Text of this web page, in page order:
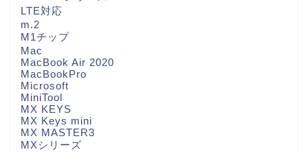
LTE対応
m.2
M1チップ
Mac
MacBook Air 2020
MacBookPro
Microsoft
MiniTool
MX KEYS
MX Keys mini
MX MASTER3
MXシリーズ